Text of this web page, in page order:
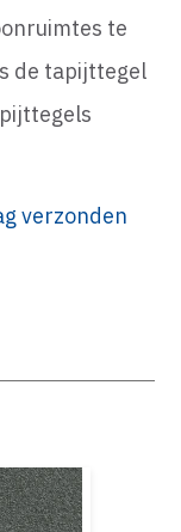
te
de tapijttegel
verzonden